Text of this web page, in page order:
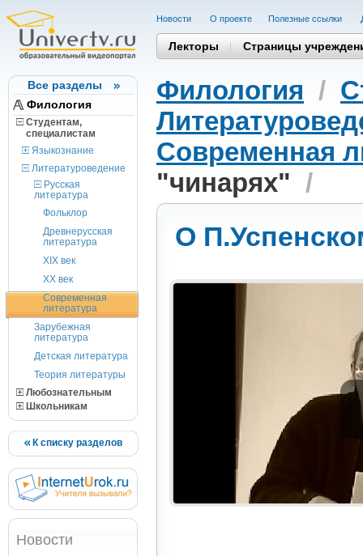
Все разделы
Филология
Студентам,
cпециалистам
Языкознание
Литературоведение
Русская
литература
Фольклор
Древнерусская
литература
XIX век
XX век
Современная
литература
Зарубежная
литература
Детская литература
Теория литературы
Любознательным
Школьникам
К списку разделов
Новости
Новости О проекте Полезные cсылки
Лекторы Страницы
Филология /
Современная
"чинарях" /
О